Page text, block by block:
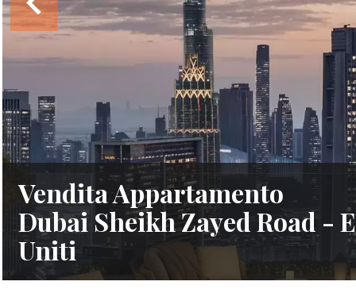
Vendita Appartamento
Dubai Sheikh Zayed Road -
Uniti